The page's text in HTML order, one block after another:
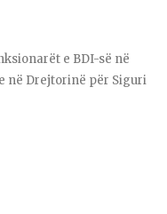
e BDI-së në
në Drejtorinë për Siguri